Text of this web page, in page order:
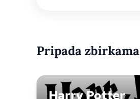
Pripada zbirkama
Harry Potter